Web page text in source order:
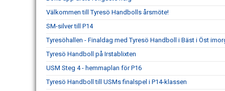
Välkommen till Tyresö Handbolls årsmöte!
SM-silver till P14
Tyresöhallen - Finaldag med Tyresö Handboll i Bäst i Öst
Tyresö Handboll på Irstablixten
USM Steg 4 - hemmaplan för P16
Tyresö Handboll till USMs finalspel i P14-klassen